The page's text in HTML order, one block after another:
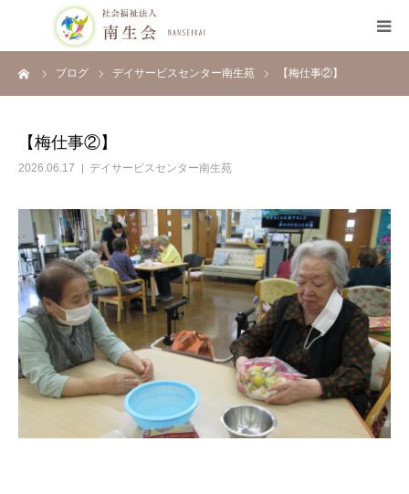
ブログ デイサービスセンター南生苑 【梅仕事②】
【梅仕事②】
2026.06.17 デイサービスセンター南生苑
HOME
採用について
ブログ
お知らせ
開示情報
お問い合わせ